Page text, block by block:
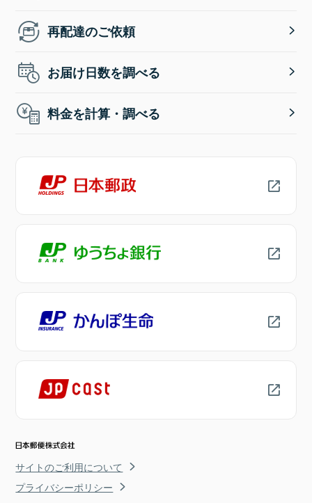
再配達のご依頼
お届け日数を調べる
料金を計算・調べる
サイトのご利用について
プライバシーポリシー